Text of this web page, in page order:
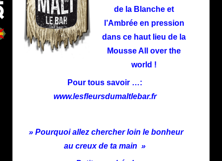
de la Blanche et
l’Ambrée en pression
dans ce haut lieu de la
Mousse All over the
world !
Pour tous savoir …:
www.lesfleursdumaltlebar.fr
» Pourquoi allez chercher loin le bonheur
au creux de ta main »